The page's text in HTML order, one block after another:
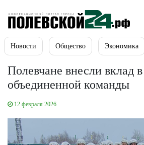
Новости Общество Экономика
Полевчане внесли вклад
объединенной команды
12 февраля 2026